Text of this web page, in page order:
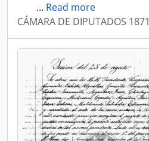
… Read more
CÁMARA DE DIPUTADOS 1871